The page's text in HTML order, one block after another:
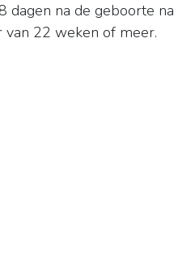
dagen na de geboorte na
van 22 weken of meer.